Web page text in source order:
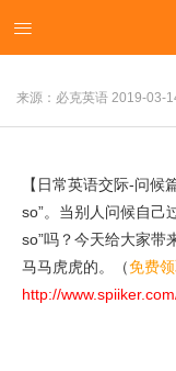
【日常英语交际
来源：必克英语 2019-03-
【日常英语交际-问候
so”。当别人问候自己
so”吗？今天给大家带
马马虎虎的。（免费
http://